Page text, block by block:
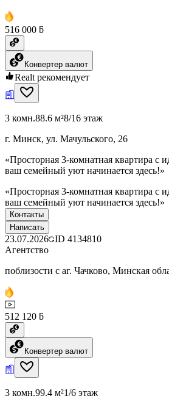
516 000 ƃ
Конвертер валют
Realt рекомендует
3 комн.88.6 м²8/16 этаж
г. Минск, ул. Мачульского, 26
«Просторная 3-комнатная квартира с
ваш семейный уют начинается здесь!»
«Просторная 3-комнатная квартира с
ваш семейный уют начинается здесь!»
Контакты
Написать
23.07.2026 ID 4134810
Агентство
поблизости с аг. Чачково, Минская
512 120 ƃ
Конвертер валют
3 комн.99.4 м²1/6 этаж